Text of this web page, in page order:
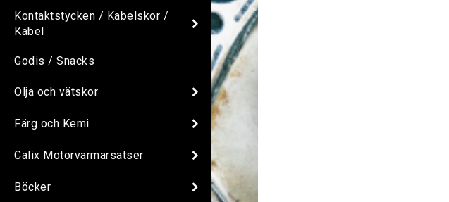
Kontaktstycken / Kabelskor /
Kabel
Godis / Snacks
Olja och vätskor
Färg och Kemi
Calix Motorvärmarsatser
Böcker